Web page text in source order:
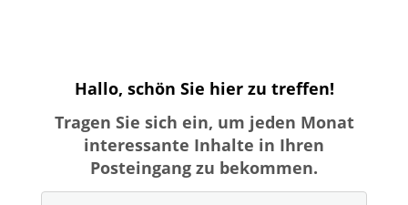
Hallo, schön Sie hier zu treffen!
Tragen Sie sich ein, um jeden Monat
interessante Inhalte in Ihren
Posteingang zu bekommen.